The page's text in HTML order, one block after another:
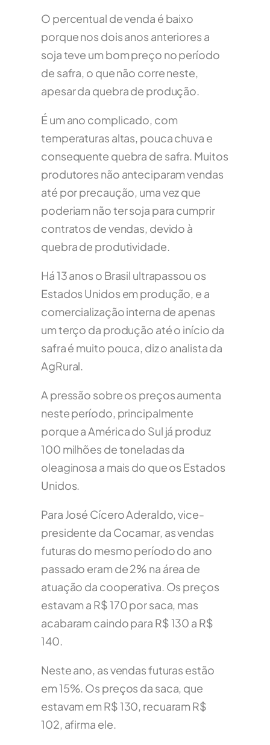
O percentual de venda é baixo
porque nos dois anos anteriores a
soja teve um bom preço no período
de safra, o que não corre neste,
apesar da quebra de produção.
É um ano complicado, com
temperaturas altas, pouca chuva e
consequente quebra de safra. Muitos
produtores não anteciparam vendas
até por precaução, uma vez que
poderiam não ter soja para cumprir
contratos de vendas, devido à
quebra de produtividade.
Há 13 anos o Brasil ultrapassou os
Estados Unidos em produção, e a
comercialização interna de apenas
um terço da produção até o início da
safra é muito pouca, diz o analista da
AgRural.
A pressão sobre os preços aumenta
neste período, principalmente
porque a América do Sul já produz
100 milhões de toneladas da
oleaginosa a mais do que os Estados
Unidos.
Para José Cícero Aderaldo, vice-
presidente da Cocamar, as vendas
futuras do mesmo período do ano
passado eram de 2% na área de
atuação da cooperativa. Os preços
estavam a R$ 170 por saca, mas
acabaram caindo para R$ 130 a R$
140.
Neste ano, as vendas futuras estão
em 15%. Os preços da saca, que
estavam em R$ 130, recuaram R$
102, afirma ele.